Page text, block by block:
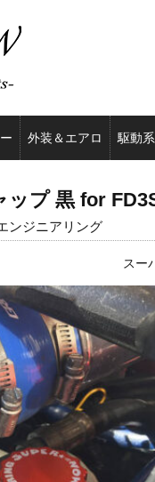
外装＆エアロ 駆動系
プ 黒 for
ンジニアリング
スー